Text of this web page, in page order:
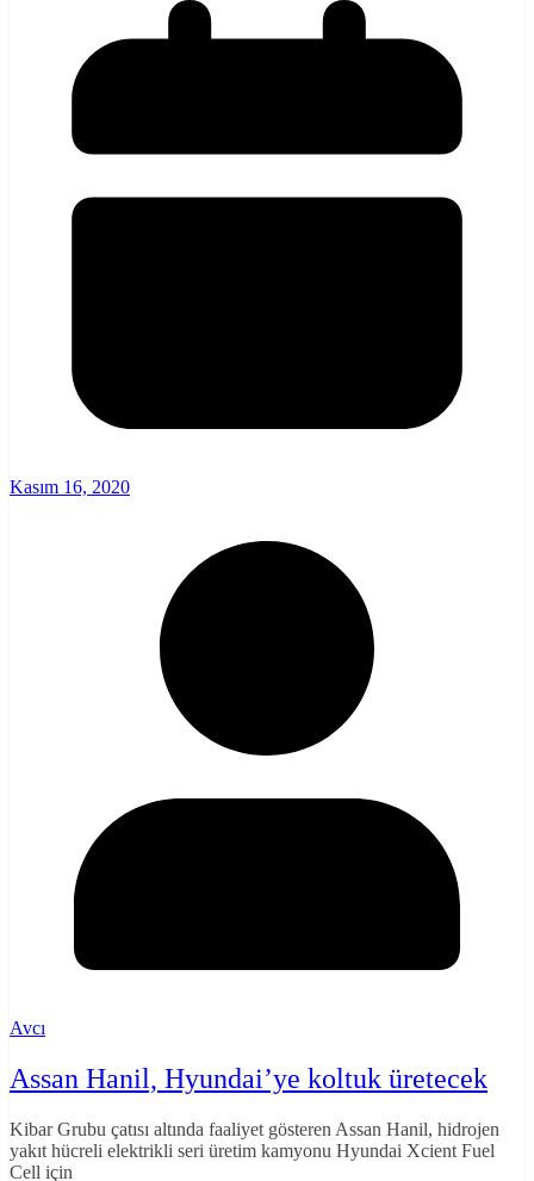
Kasım 16, 2020
Avcı
Assan Hanil, Hyundai’ye koltuk üretecek
Kibar Grubu çatısı altında faaliyet gösteren Assan Hanil, hidrojen
yakıt hücreli elektrikli seri üretim kamyonu Hyundai Xcient Fuel
Cell için